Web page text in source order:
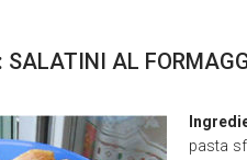
SALATINI AL
pasta